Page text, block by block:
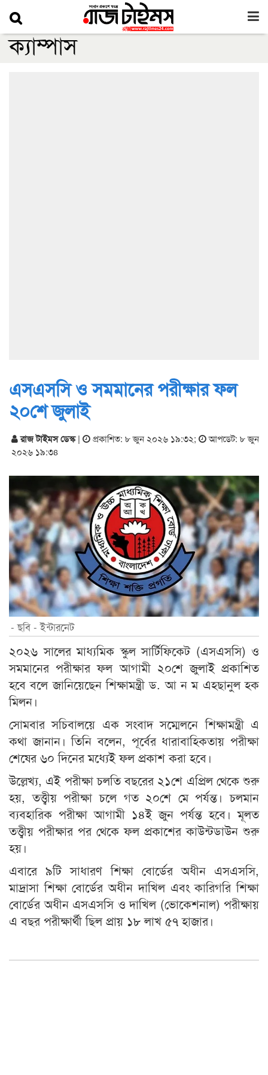
ক্যাম্পাস
এসএসসি ও সমমানের পরীক্ষার ফল
২০শে জুলাই
রাজ টাইমস ডেস্ক| প্রকাশিত: ৮ জুন ২০২৬ ১৯:৩২;
আপডেট: ৮ জুন
২০২৬ ১৯:৩৪
- ছবি - ইন্টারনেট
২০২৬ সালের মাধ্যমিক স্কুল সার্টিফিকেট (এসএসসি) ও
সমমানের পরীক্ষার ফল আগামী ২০শে জুলাই প্রকাশিত
হবে বলে জানিয়েছেন শিক্ষামন্ত্রী ড. আ ন ম এহছানুল হক
মিলন।
সোমবার সচিবালয়ে এক সংবাদ সম্মেলনে শিক্ষামন্ত্রী এ
কথা জানান। তিনি বলেন, পূর্বের ধারাবাহিকতায় পরীক্ষা
শেষের ৬০ দিনের মধ্যেই ফল প্রকাশ করা হবে।
উল্লেখ্য, এই পরীক্ষা চলতি বছরের ২১শে এপ্রিল থেকে শুরু
হয়, তত্ত্বীয় পরীক্ষা চলে গত ২০শে মে পর্যন্ত। চলমান
ব্যবহারিক পরীক্ষা আগামী ১৪ই জুন পর্যন্ত হবে। মূলত
তত্ত্বীয় পরীক্ষার পর থেকে ফল প্রকাশের কাউন্টডাউন শুরু
হয়।
এবারে ৯টি সাধারণ শিক্ষা বোর্ডের অধীন এসএসসি,
মাদ্রাসা শিক্ষা বোর্ডের অধীন দাখিল এবং কারিগরি শিক্ষা
বোর্ডের অধীন এসএসসি ও দাখিল (ভোকেশনাল) পরীক্ষায়
এ বছর পরীক্ষার্থী ছিল প্রায় ১৮ লাখ ৫৭ হাজার।